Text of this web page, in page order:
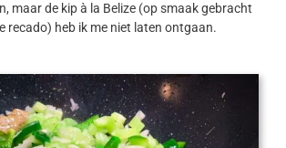
maar de kip à la Belize (op smaak gebracht
recado) heb ik me niet laten ontgaan.